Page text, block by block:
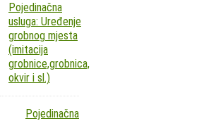
Pojedinačna
usluga: Uređenje
grobnog mjesta
(imitacija
grobnice,grobnica,
okvir i sl.)
Pojedinačna